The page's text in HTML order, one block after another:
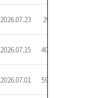
2026.07.23 29
2026.07.15 409
2026.07.01 593